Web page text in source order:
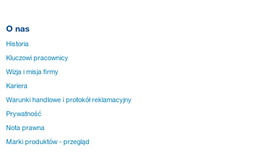
O nas
Historia
Kluczowi pracownicy
Wizja i misja firmy
Kariera
Warunki handlowe i protokół reklamacyjny
Prywatność
Nota prawna
Marki produktów - przegląd